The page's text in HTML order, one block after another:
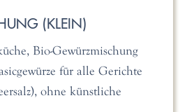
(KLEIN)
Bio-Gewürzmischung
für alle Gerichte
ohne künstliche